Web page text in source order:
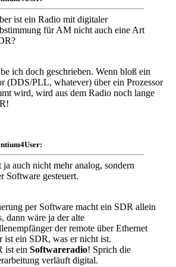
ist ein Radio mit digitaler
für AM nicht auch eine Art
ich doch geschrieben. Wenn bloß ein
(DDS/PLL, whatever) über ein Prozessor
wird, wird aus dem Radio noch lange
ja auch nicht mehr analog, sondern
Software gesteuert.
per Software macht ein SDR allein
dann wäre ja der alte
der remote über Ethernet
ist ein SDR, was er nicht ist.
ist ein Softwareradio! Sprich die
verläuft digital.